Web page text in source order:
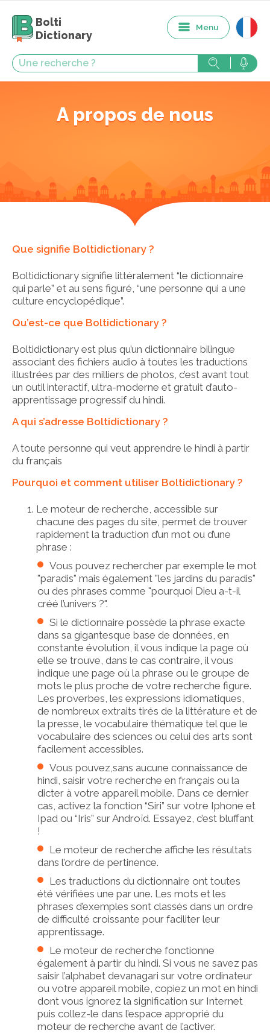
Bolti
Dictionary
Menu
A propos de nous
Que signifie Boltidictionary ?
Boltidictionary signifie littéralement “le dictionnaire
qui parle” et au sens figuré, “une personne qui a une
culture encyclopédique”.
Qu’est-ce que Boltidictionary ?
Boltidictionary est plus qu’un dictionnaire bilingue
associant des fichiers audio à toutes les traductions
illustrées par des milliers de photos, c’est avant tout
un outil interactif, ultra-moderne et gratuit d’auto-
apprentissage progressif du hindi.
A qui s’adresse Boltidictionary ?
A toute personne qui veut apprendre le hindi à partir
du français
Pourquoi et comment utiliser Boltidictionary ?
Le moteur de recherche, accessible sur
chacune des pages du site, permet de trouver
rapidement la traduction d’un mot ou d’une
phrase :
Vous pouvez rechercher par exemple le mot
"paradis" mais également "les jardins du paradis"
ou des phrases comme "pourquoi Dieu a-t-il
créé l’univers ?".
Si le dictionnaire possède la phrase exacte
dans sa gigantesque base de données, en
constante évolution, il vous indique la page où
elle se trouve, dans le cas contraire, il vous
indique une page où la phrase ou le groupe de
mots le plus proche de votre recherche figure.
Les proverbes, les expressions idiomatiques,
de nombreux extraits tirés de la littérature et de
la presse, le vocabulaire thématique tel que le
vocabulaire des sciences ou celui des arts sont
facilement accessibles.
Vous pouvez,sans aucune connaissance de
hindi, saisir votre recherche en français ou la
dicter à votre appareil mobile. Dans ce dernier
cas, activez la fonction “Siri” sur votre Iphone et
Ipad ou “Iris” sur Androïd. Essayez, c’est bluffant
!
Le moteur de recherche affiche les résultats
dans l’ordre de pertinence.
Les traductions du dictionnaire ont toutes
été vérifiées une par une. Les mots et les
phrases d’exemples sont classés dans un ordre
de difficulté croissante pour faciliter leur
apprentissage.
Le moteur de recherche fonctionne
également à partir du hindi. Si vous ne savez pas
saisir l’alphabet devanagari sur votre ordinateur
ou votre appareil mobile, copiez un mot en hindi
dont vous ignorez la signification sur Internet
puis collez-le dans l’espace approprié du
moteur de recherche avant de l’activer.